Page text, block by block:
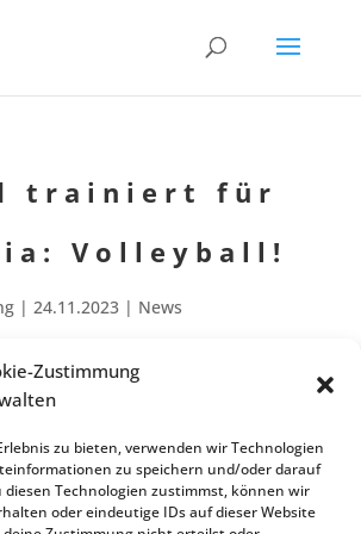
Zustimmung
zu bieten, verwenden wir Technologien
zu speichern und/oder darauf
diesen Technologien zustimmst, können wir
oder eindeutige IDs auf dieser Website
trainiert für
Volleyball!
| 24.11.2023| News
einer Klasse vertra­ten die Marie-Curie-Realschu­le
Volley­ball: Luis Basti­an, Mailo Gioia, Aulon Pajazi­
Schulz, alle Klasse 7d und Alters­klas­se WK3
Am 14.11.23 traten in Alten­kir­chen 8 Mannschaf­ten